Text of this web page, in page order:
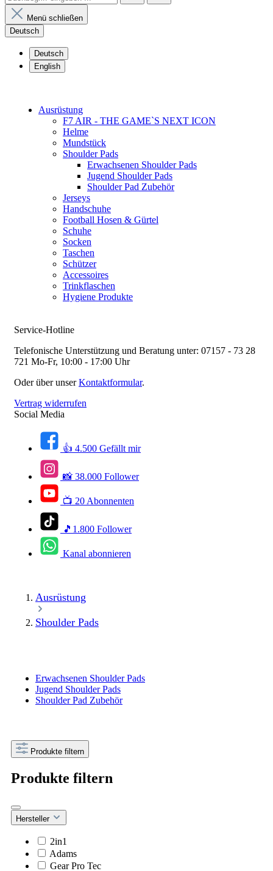
Menü schließen
Deutsch
Deutsch
English
Ausrüstung
F7 AIR - THE GAME`S NEXT ICON
Helme
Mundstück
Shoulder Pads
Erwachsenen Shoulder Pads
Jugend Shoulder Pads
Shoulder Pad Zubehör
Jerseys
Handschuhe
Football Hosen & Gürtel
Schuhe
Socken
Taschen
Schützer
Accessoires
Trinkflaschen
Hygiene Produkte
Service-Hotline
Telefonische Unterstützung und Beratung unter: 07157 - 73 28
721 Mo-Fr, 10:00 - 17:00 Uhr
Oder über unserKontaktformular.
Vertrag widerrufen
Social Media
👍 4.500 Gefällt mir
📸 38.000 Follower
📺 20 Abonnenten
🎵1.800 Follower
Kanal abonnieren
Ausrüstung
Shoulder Pads
Erwachsenen Shoulder Pads
Jugend Shoulder Pads
Shoulder Pad Zubehör
Produkte filtern
Produkte filtern
Hersteller
2in1
Adams
Gear Pro Tec